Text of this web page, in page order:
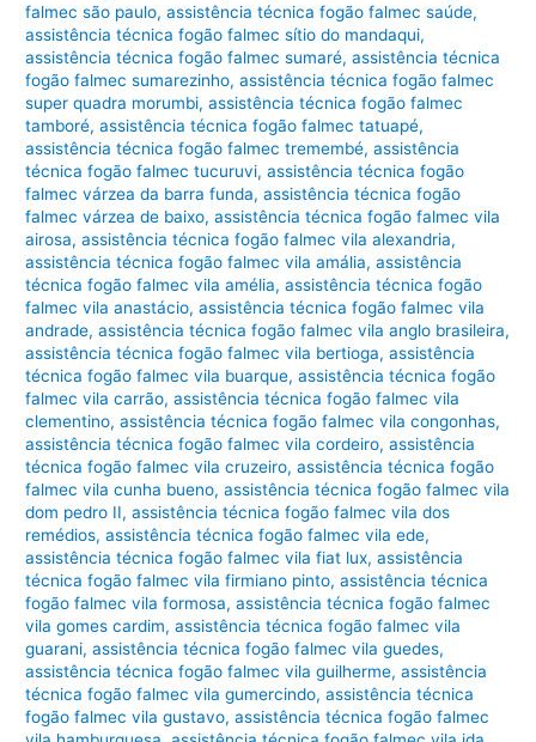
falmec são paulo,assistência técnica fogão falmec saúde,
assistência técnica fogão falmec sítio do mandaqui,
assistência técnica fogão falmec sumaré,assistência técnica
fogão falmec sumarezinho,assistência técnica fogão falmec
super quadra morumbi,assistência técnica fogão falmec
tamboré,assistência técnica fogão falmec tatuapé,
assistência técnica fogão falmec tremembé,assistência
técnica fogão falmec tucuruvi,assistência técnica fogão
falmec várzea da barra funda,assistência técnica fogão
falmec várzea de baixo,assistência técnica fogão falmec vila
airosa,assistência técnica fogão falmec vila alexandria,
assistência técnica fogão falmec vila amália,assistência
técnica fogão falmec vila amélia,assistência técnica fogão
falmec vila anastácio,assistência técnica fogão falmec vila
andrade,assistência técnica fogão falmec vila anglo brasileira,
assistência técnica fogão falmec vila bertioga,assistência
técnica fogão falmec vila buarque,assistência técnica fogão
falmec vila carrão,assistência técnica fogão falmec vila
clementino,assistência técnica fogão falmec vila congonhas,
assistência técnica fogão falmec vila cordeiro,assistência
técnica fogão falmec vila cruzeiro,assistência técnica fogão
falmec vila cunha bueno,assistência técnica fogão falmec vila
dom pedro II,assistência técnica fogão falmec vila dos
remédios,assistência técnica fogão falmec vila ede,
assistência técnica fogão falmec vila fiat lux,assistência
técnica fogão falmec vila firmiano pinto,assistência técnica
fogão falmec vila formosa,assistência técnica fogão falmec
vila gomes cardim,assistência técnica fogão falmec vila
guarani,assistência técnica fogão falmec vila guedes,
assistência técnica fogão falmec vila guilherme,assistência
técnica fogão falmec vila gumercindo,assistência técnica
fogão falmec vila gustavo,assistência técnica fogão falmec